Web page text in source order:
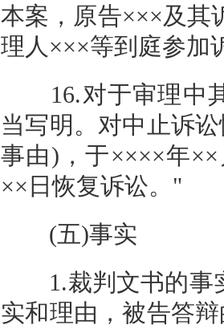
本案，原告×××及其
理人×××等到庭参加
16.对于审理中其
当写明。对中止诉
事由)，于××××年
××日恢复诉讼。"
(五)事实
1.裁判文书的事
实和理由，被告答